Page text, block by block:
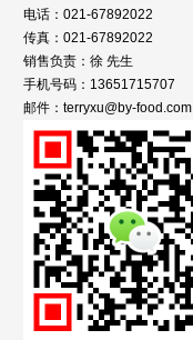
电话：021-67892022
传真：021-67892022
销售负责：徐 先生
手机号码：13651715707
邮件：terryxu@by-food.com